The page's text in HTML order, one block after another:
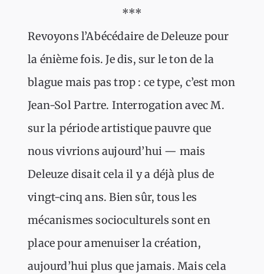
***
Revoyons l’Abécédaire de Deleuze pour
la énième fois. Je dis, sur le ton de la
blague mais pas trop : ce type, c’est mon
Jean-Sol Partre. Interrogation avec M.
sur la période artistique pauvre que
nous vivrions aujourd’hui — mais
Deleuze disait cela il y a déjà plus de
vingt-cinq ans. Bien sûr, tous les
mécanismes socioculturels sont en
place pour amenuiser la création,
aujourd’hui plus que jamais. Mais cela